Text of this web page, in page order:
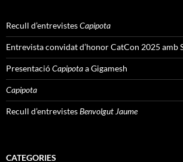
Recull d’entrevistesCapipota
Entrevista convidat d’honor CatCon 2025 amb
PresentacióCapipotaa Gigamesh
Capipota
Recull d’entrevistesBenvolgut Jaume
CATEGORIES